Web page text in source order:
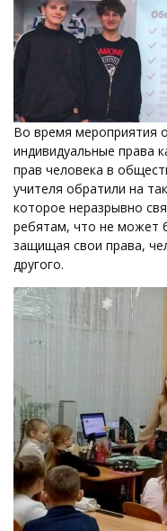
Во время мероприятия
индивидуальные права
прав человека в
учителя обратили на
которое неразрывно
ребятам, что не может
защищая свои права,
другого.